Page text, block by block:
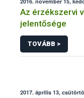
Az érzékszervi
jelentősége
TOVÁBB >
2017. április 13,